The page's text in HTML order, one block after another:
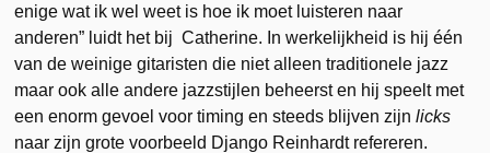
enige wat ik wel weet is hoe ik moet luisteren naar
anderen” luidt het bij Catherine. In werkelijkheid is hij één
van de weinige gitaristen die niet alleen traditionele jazz
maar ook alle andere jazzstijlen beheerst en hij speelt met
een enorm gevoel voor timing en steeds blijven zijnlicks
naar zijn grote voorbeeld Django Reinhardt refereren.